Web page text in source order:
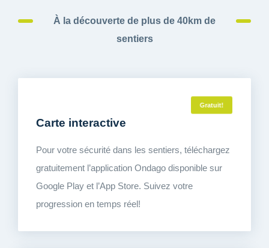
À la découverte de plus de 40km de
sentiers
Carte interactive
Gratuit!
Pour votre sécurité dans les sentiers, téléchargez
gratuitement l’application Ondago disponible sur
Google Play et l’App Store. Suivez votre
progression en temps réel!